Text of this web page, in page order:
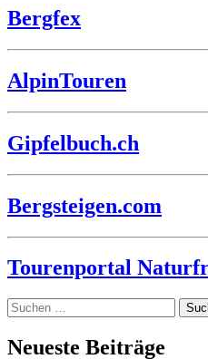
Bergfex
AlpinTouren
Gipfelbuch.ch
Bergsteigen.com
Tourenportal
Suche
nach:
Neueste Beiträge